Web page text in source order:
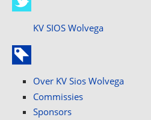
KV SIOS Wolvega
Over KV Sios Wolvega
Commissies
Sponsors